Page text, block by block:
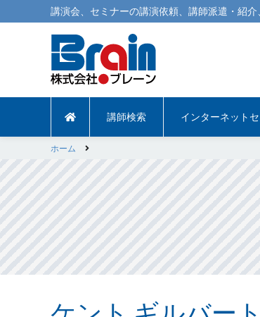
講演会 セミナーの講演依頼 講師派遣 ・紹
講師検索 インターネット
ホーム